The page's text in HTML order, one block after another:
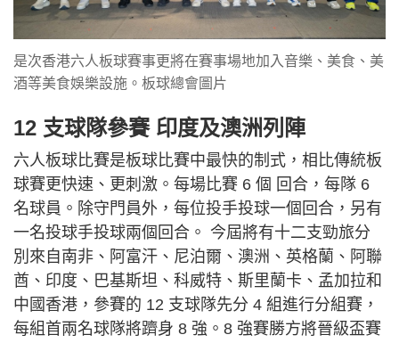
是次香港六人板球賽事更將在賽事場地加入音樂、美食、美
酒等美食娛樂設施。板球總會圖片
12 支球隊參賽 印度及澳洲列陣
六人板球比賽是板球比賽中最快的制式，相比傳統板
球賽更快速、更刺激。每場比賽 6 個 回合，每隊 6
名球員。除守門員外，每位投手投球一個回合，另有
一名投球手投球兩個回合。 今屆將有十二支勁旅分
別來自南非、阿富汗、尼泊爾、澳洲、英格蘭、阿聯
酋、印度、巴基斯坦、科威特、斯里蘭卡、孟加拉和
中國香港，參賽的 12 支球隊先分 4 組進行分組賽，
每組首兩名球隊將躋身 8 強。8 強賽勝方將晉級盃賽